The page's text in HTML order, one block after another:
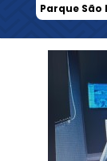
Parque